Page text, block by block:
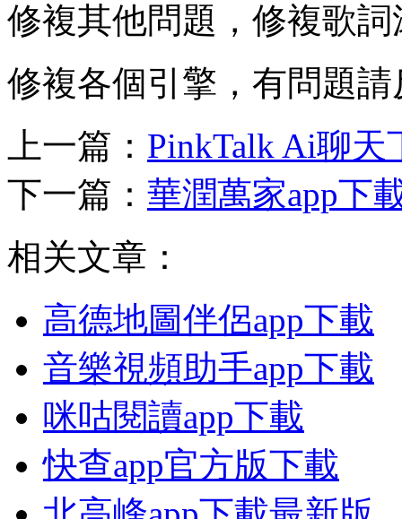
修複其他問題，修複歌詞
修複各個引擎，有問題請
上一篇： PinkTalk Ai聊天
下一篇： 華潤萬家app下
相关文章：
高德地圖伴侶app下載
音樂視頻助手app下載
咪咕閱讀app下載
快查app官方版下載